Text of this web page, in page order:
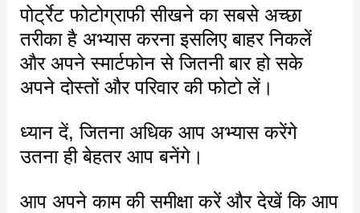
पोर्ट्रेट फोटोग्राफी सीखने का सबसे अच्छा
तरीका है अभ्यास करना इसलिए बाहर निकलें
और अपने स्मार्टफोन से जितनी बार हो सके
अपने दोस्तों और परिवार की फोटो लें।
ध्यान दें, जितना अधिक आप अभ्यास करेंगे
उतना ही बेहतर आप बनेंगे।
आप अपने काम की समीक्षा करें और देखें कि आप